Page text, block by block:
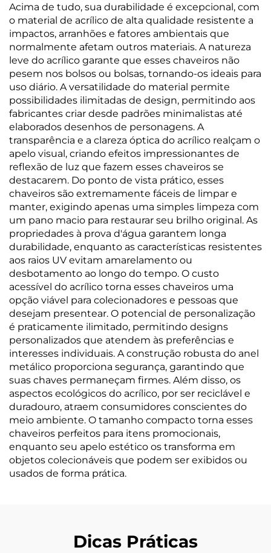
Acima de tudo, sua durabilidade é excepcional, com
o material de acrílico de alta qualidade resistente a
impactos, arranhões e fatores ambientais que
normalmente afetam outros materiais. A natureza
leve do acrílico garante que esses chaveiros não
pesem nos bolsos ou bolsas, tornando-os ideais para
uso diário. A versatilidade do material permite
possibilidades ilimitadas de design, permitindo aos
fabricantes criar desde padrões minimalistas até
elaborados desenhos de personagens. A
transparência e a clareza óptica do acrílico realçam o
apelo visual, criando efeitos impressionantes de
reflexão de luz que fazem esses chaveiros se
destacarem. Do ponto de vista prático, esses
chaveiros são extremamente fáceis de limpar e
manter, exigindo apenas uma simples limpeza com
um pano macio para restaurar seu brilho original. As
propriedades à prova d'água garantem longa
durabilidade, enquanto as características resistentes
aos raios UV evitam amarelamento ou
desbotamento ao longo do tempo. O custo
acessível do acrílico torna esses chaveiros uma
opção viável para colecionadores e pessoas que
desejam presentear. O potencial de personalização
é praticamente ilimitado, permitindo designs
personalizados que atendem às preferências e
interesses individuais. A construção robusta do anel
metálico proporciona segurança, garantindo que
suas chaves permaneçam firmes. Além disso, os
aspectos ecológicos do acrílico, por ser reciclável e
duradouro, atraem consumidores conscientes do
meio ambiente. O tamanho compacto torna esses
chaveiros perfeitos para itens promocionais,
enquanto seu apelo estético os transforma em
objetos colecionáveis que podem ser exibidos ou
usados de forma prática.
Dicas Práticas